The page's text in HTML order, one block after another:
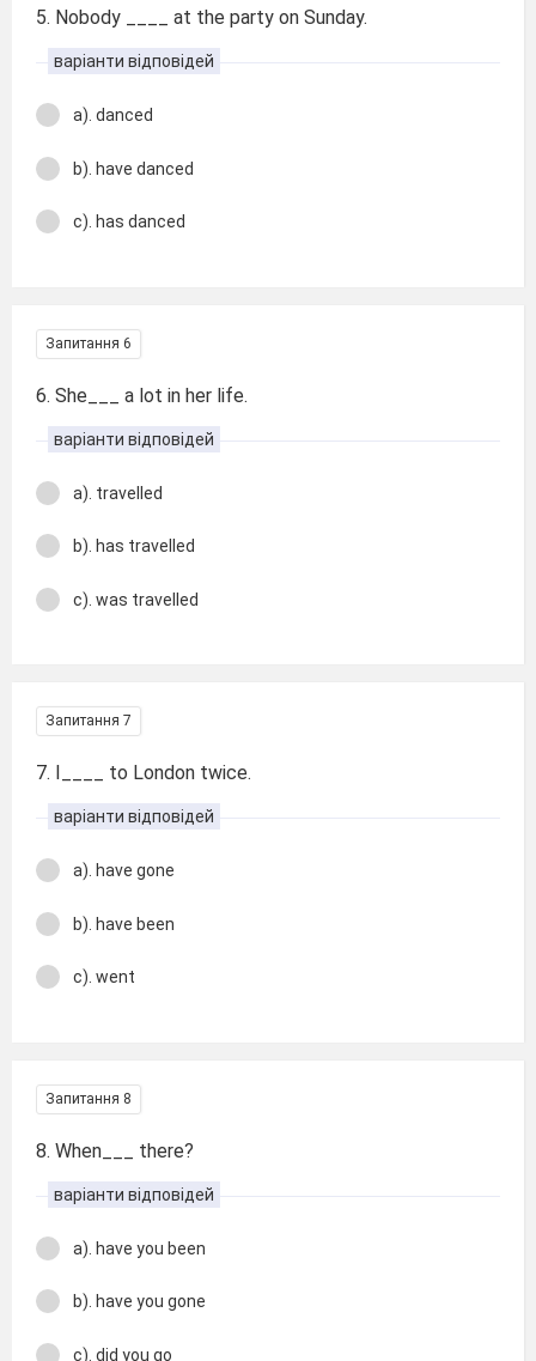
5. Nobody ____ at the party on Sunday.
варіанти відповідей
a). danced
b). have danced
c). has danced
Запитання 6
6. She___ a lot in her life.
варіанти відповідей
a). travelled
b). has travelled
c). was travelled
Запитання 7
7. I____ to London twice.
варіанти відповідей
a). have gone
b). have been
c). went
Запитання 8
8. When___ there?
варіанти відповідей
a). have you been
b). have you gone
c). did you go